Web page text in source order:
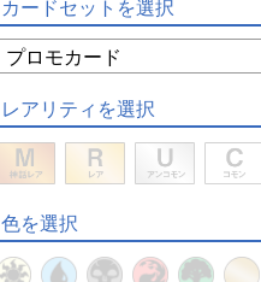
カードセットを選択
レアリティを選択
色を選択